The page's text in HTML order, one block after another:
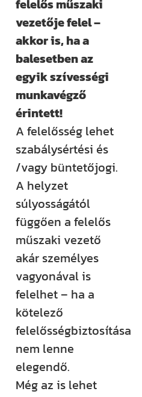
felelős műszaki
vezetője felel –
akkor is, ha a
balesetben az
egyik szívességi
munkavégző
érintett!
A felelősség lehet
szabálysértési és
/vagy büntetőjogi.
A helyzet
súlyosságától
függően a felelős
műszaki vezető
akár személyes
vagyonával is
felelhet – ha a
kötelező
felelősségbiztosítása
nem lenne
elegendő.
Még az is lehet